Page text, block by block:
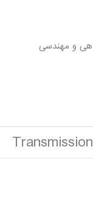
و مهندسی